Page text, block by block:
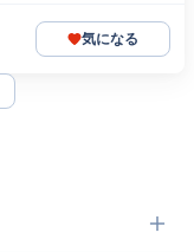
気になる